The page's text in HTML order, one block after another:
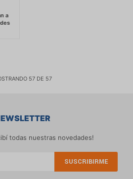
57 DE 57
todas nuestras novedades!
SUSCRIBIRME